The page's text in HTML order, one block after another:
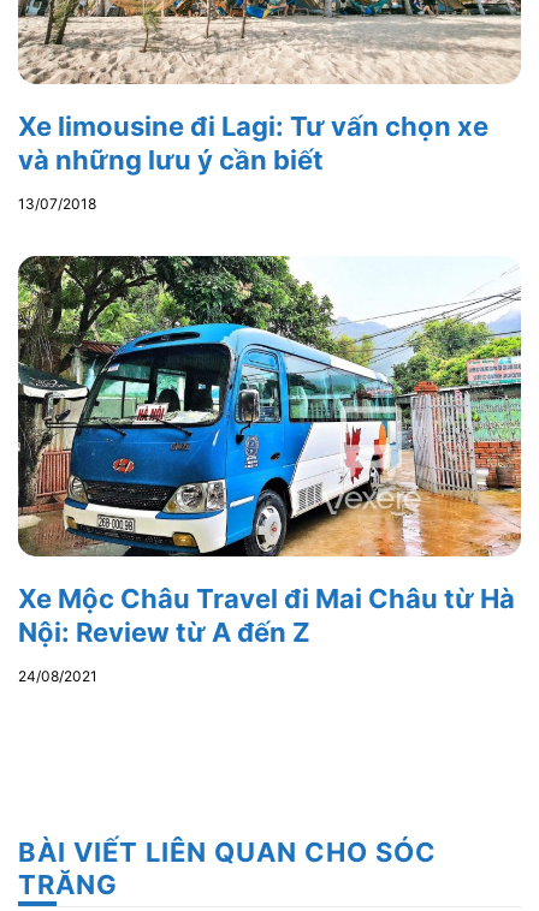
Xe limousine đi Lagi: Tư vấn chọn xe
và những lưu ý cần biết
13/07/2018
Xe Mộc Châu Travel đi Mai Châu từ Hà
Nội: Review từ A đến Z
24/08/2021
BÀI VIẾT LIÊN QUAN CHO SÓC
TRĂNG